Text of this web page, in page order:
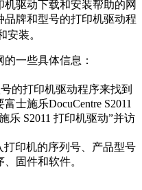
驱动下载和安装帮助的网
牌和型号的打印机驱动程
安装。
一些具体信息：
的打印机驱动程序来找到
士施乐DocuCentre S2011
乐 S2011 打印机驱动”并访
打印机的序列号、产品型号
固件和软件。